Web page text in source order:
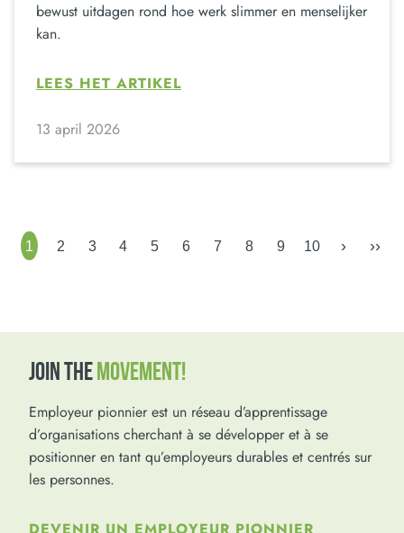
bewust uitdagen rond hoe werk slimmer en menselijker
kan.
LEES HET ARTIKEL
13 april 2026
1 2 3 4 5 6 7 8 9 10 › ››
JOIN THEMOVEMENT!
Employeur pionnier est un réseau d’apprentissage
d’organisations cherchant à se développer et à se
positionner en tant qu’employeurs durables et centrés sur
les personnes.